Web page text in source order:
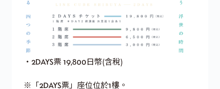
・2DAYS票 19,800日幣(含稅)
※「2DAYS票」座位位於1樓。